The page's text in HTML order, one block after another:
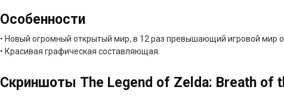
Особенности
• Новый огромный открытый мир, в 12 раз превышающий игровой мир
• Красивая графическая составляющая.
Скриншоты The Legend of Zelda: Breath of